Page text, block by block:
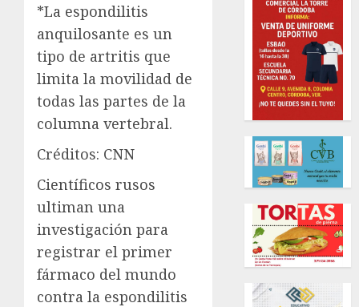
*La espondilitis
anquilosante es un
tipo de artritis que
limita la movilidad de
todas las partes de la
columna vertebral.
Créditos: CNN
Científicos rusos
ultiman una
investigación para
registrar el primer
fármaco del mundo
contra la espondilitis